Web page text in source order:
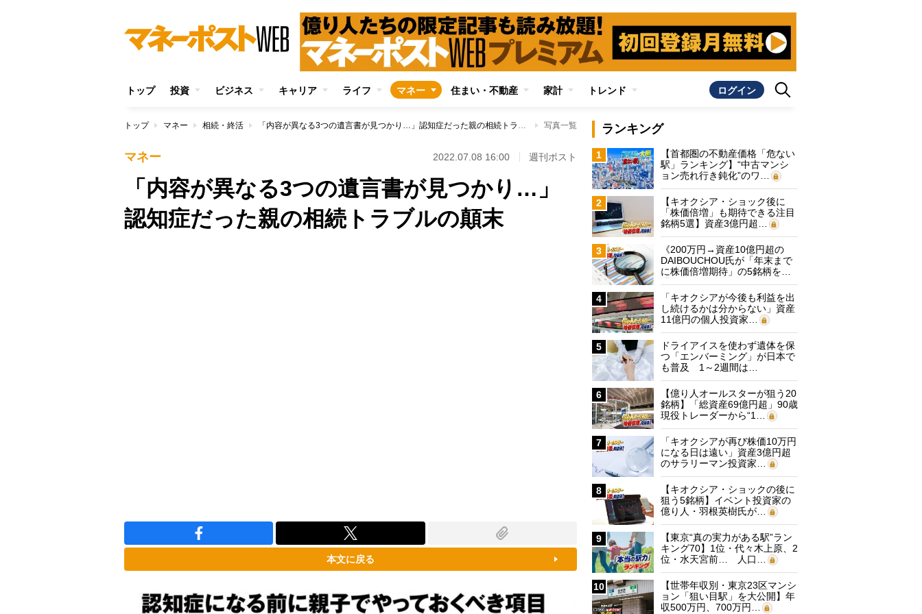
トップ 投資 ビジネス キャリア ライフ マネー 住まい・不動産 家計 トレンド ログイン
トップ マネー 相続・終活 「内容が異なる3つの遺言書が見つかり…」認知症だった親の相続トラブルの顛末 写真一覧
マネー 2022.07.08 16:00 週刊ポスト
「内容が異なる3つの遺言書が見つかり…」
認知症だった親の相続トラブルの顛末
本文に戻る
ランキング
1
【首都圏の不動産価格「危ない
駅」ランキング】“中古マンシ
ョン売れ行き鈍化”のワ…
2
【キオクシア・ショック後に
「株価倍増」も期待できる注目
銘柄5選】資産3億円超…
3
《200万円→資産10億円超の
DAIBOUCHOU氏が「年末まで
に株価倍増期待」の5銘柄を…
4
「キオクシアが今後も利益を出
し続けるかは分からない」資産
11億円の個人投資家…
5
ドライアイスを使わず遺体を保
つ「エンバーミング」が日本で
も普及 1～2週間は…
6
【億り人オールスターが狙う20
銘柄】「総資産69億円超」90歳
現役トレーダーから“1…
7
「キオクシアが再び株価10万円
になる日は遠い」資産3億円超
のサラリーマン投資家…
8
【キオクシア・ショックの後に
狙う5銘柄】イベント投資家の
億り人・羽根英樹氏が…
9
【東京“真の実力がある駅”ラン
キング70】1位・代々木上原、2
位・水天宮前… 人口…
10
【世帯年収別・東京23区マンシ
ョン「狙い目駅」を大公開】年
収500万円、700万円…